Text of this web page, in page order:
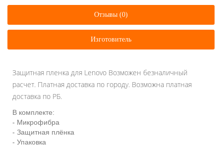
Отзывы (0)
Изготовитель
Защитная пленка для Lenovo Возможен безналичный
расчет. Платная доставка по городу. Возможна платная
доставка по РБ.
В комплекте:
- Микрофибра
- Защитная плёнка
- Упаковка